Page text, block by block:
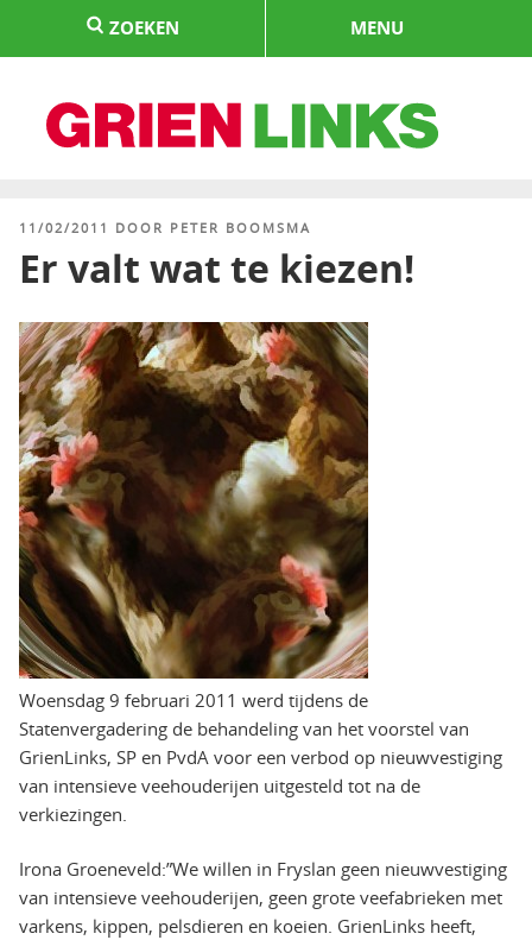
springen
ZOEKEN MENU
GEPLAATST
11/02/2011 DOOR PETER BOOMSMA
Er valt wat te kiezen!
Woensdag 9 februari 2011 werd tijdens de
Statenvergadering de behandeling van het voorstel van
GrienLinks, SP en PvdA voor een verbod op nieuwvestiging
van intensieve veehouderijen uitgesteld tot na de
verkiezingen.
Irona Groeneveld:”We willen in Fryslan geen nieuwvestiging
van intensieve veehouderijen, geen grote veefabrieken met
varkens, kippen, pelsdieren en koeien. GrienLinks heeft,